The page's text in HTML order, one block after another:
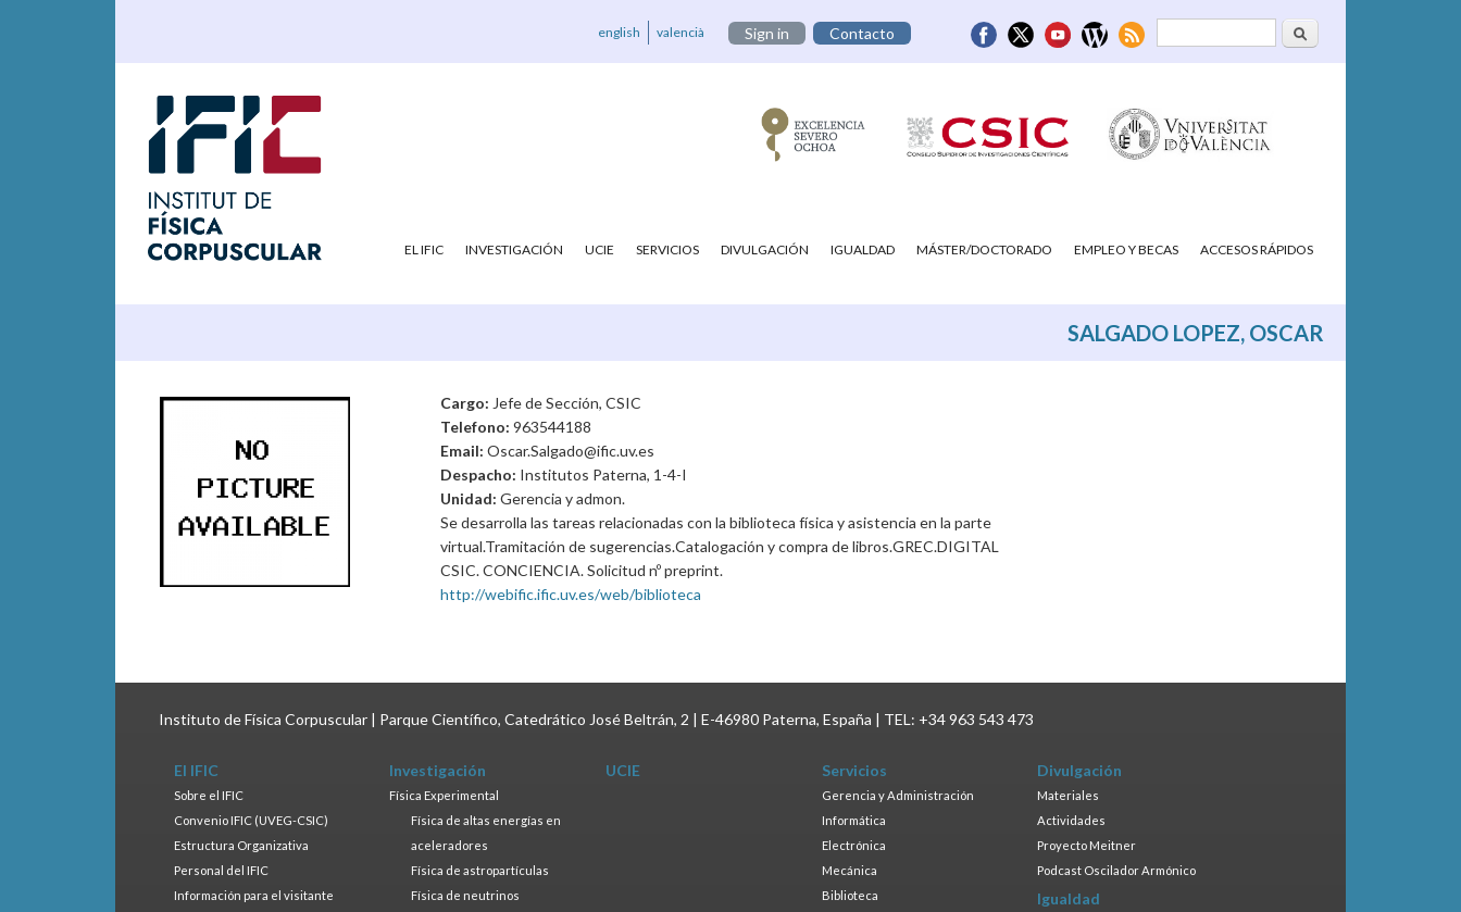
Formulario deBuscar
english valencià Sign in Contacto
EL IFIC INVESTIGACIÓN UCIE SERVICIOS DIVULGACIÓN IGUALDAD MÁSTER/DOCTORADO EMPLEO Y BECAS ACCESOS RÁPIDOS
SALGADO LOPEZ, OSCAR
Cargo: Jefe de Sección, CSIC
Telefono: 963544188
Email: Oscar.Salgado@ific.uv.es
Despacho: Institutos Paterna, 1-4-I
Unidad: Gerencia y admon.
Se desarrolla las tareas relacionadas con la biblioteca física y asistencia en la parte
virtual.Tramitación de sugerencias.Catalogación y compra de libros.GREC.DIGITAL
CSIC. CONCIENCIA. Solicitud nº preprint.
http://webific.ific.uv.es/web/biblioteca
Instituto de Física Corpuscular | Parque Científico, Catedrático José Beltrán, 2 | E-46980 Paterna, España | TEL: +34 963 543 473
El IFIC
Sobre el IFIC
Convenio IFIC (UVEG-CSIC)
Estructura Organizativa
Personal del IFIC
Información para el visitante
Investigación
Física Experimental
Física de altas energías en
aceleradores
Física de astropartículas
Física de neutrinos
UCIE Servicios
Gerencia y Administración
Informática
Electrónica
Mecánica
Biblioteca
Divulgación
Materiales
Actividades
Proyecto Meitner
Podcast Oscilador Armónico
Igualdad